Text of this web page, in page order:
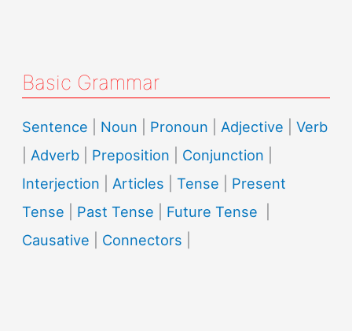
Basic Grammar
Sentence Noun Pronoun Adjective |Verb
Adverb Preposition Conjunction
Interjection
Articles |Tense
Present
Tense
Past Tense Future Tense
Causative
Connectors